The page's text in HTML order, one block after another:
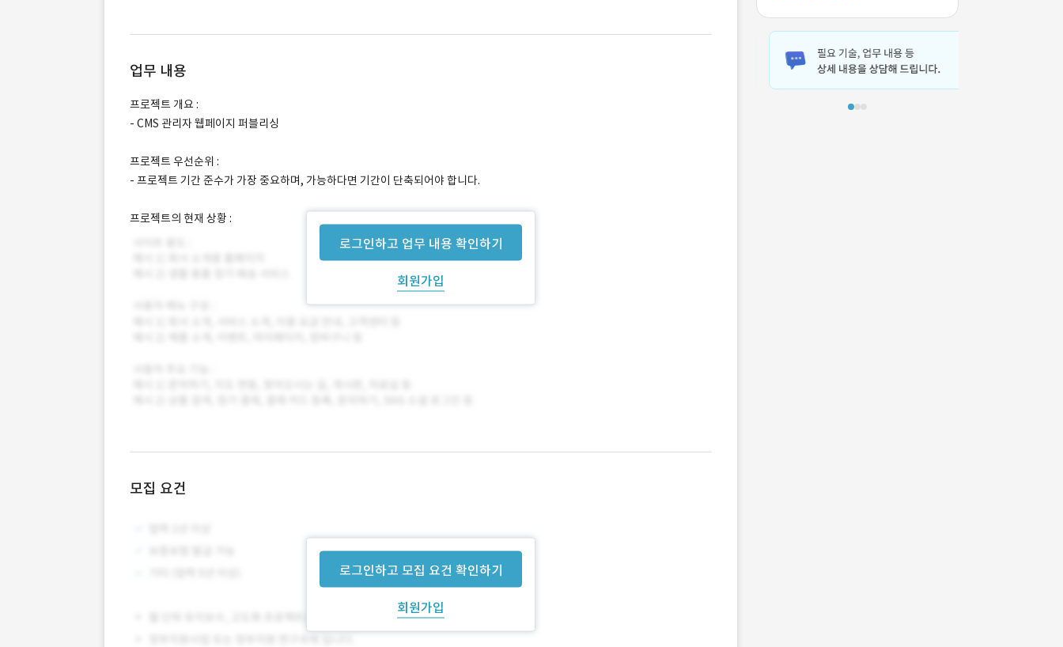
업무 내용
로그인하고 업무 내용 확인하기
회원가입
프로젝트 개요 :
- CMS 관리자 웹페이지 퍼블리싱
프로젝트 우선순위 :
- 프로젝트 기간 준수가 가장 중요하며, 가능하다면 기간이 단축되어야 합니다.
프로젝트의 현재 상황 :
모집 요건
로그인하고 모집 요건 확인하기
회원가입